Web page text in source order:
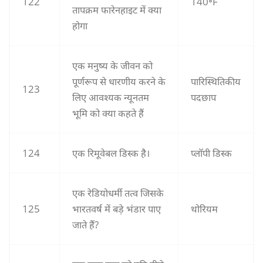
तापक्रम फारेनहाइट में क्या
होगा
123
एक मनुष्य के जीवन को
पूर्णरूप से धारणीय करने के
लिए आवश्यक न्यूनतम
भूमि को क्या कहते हैं
पारिस्थितिकीय
पदछाप
124 एक रिमूवेबल डिस्क है। प्लॉपी डिस्क
125
एक रेडियोधर्मी तत्व जिसके
भारतवर्ष में बड़े भंडार पाए
जाते हैं?
थोरियम